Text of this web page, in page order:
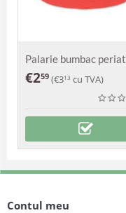
Palarie bumbac periat
Monti
€259 (€313 cu TVA)
Contul meu